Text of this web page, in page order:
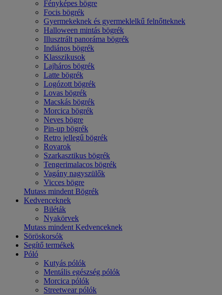
Fényképes bögre
Focis bögrék
Gyermekeknek és gyermeklelkű felnőtteknek
Halloween mintás bögrék
Illusztrált panoráma bögrék
Indiános bögrék
Klasszikusok
Lajháros bögrék
Latte bögrék
Logózott bögrék
Lovas bögrék
Macskás bögrék
Morcica bögrék
Neves bögre
Pin-up bögrék
Retro jellegű bögrék
Rovarok
Szarkasztikus bögrék
Tengerimalacos bögrék
Vagány nagyszülők
Vicces bögre
Mutass mindent Bögrék
Kedvenceknek
Biléták
Nyakörvek
Mutass mindent Kedvenceknek
Söröskorsók
Segítő termékek
Póló
Kutyás pólók
Mentális egészség pólók
Morcica pólók
Streetwear pólók